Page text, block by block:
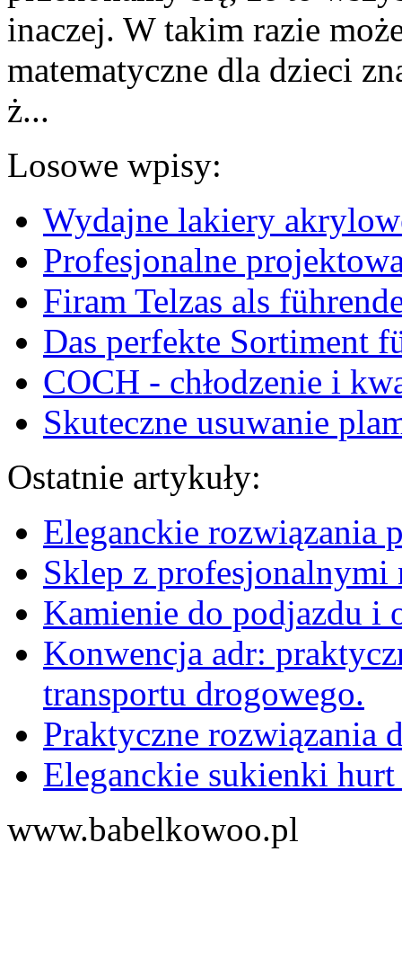
inaczej. W takim razie
matematyczne dla dzieci
ż...
Losowe wpisy:
Wydajne lakiery
Profesjonalne
Firam Telzas als
Das perfekte Sortiment
COCH - chłodzenie i
Skuteczne usuwanie
Ostatnie artykuły:
Eleganckie rozwiązania
Sklep z profesjonalnymi
Kamienie do podjazdu i
Konwencja adr:
transportu drogowego.
Praktyczne rozwiązania
Eleganckie sukienki
www.babelkowoo.pl